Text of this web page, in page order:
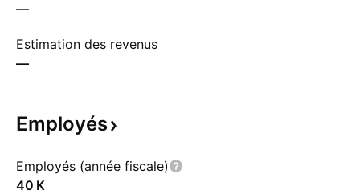
—
Estimation des revenus
—
Employés
Employés (année fiscale)
‪40 K‬